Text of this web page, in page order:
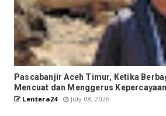
Pascabanjir Aceh Timur, Ketika
Mencuat dan Menggerus
Lentera24 July 08, 2026